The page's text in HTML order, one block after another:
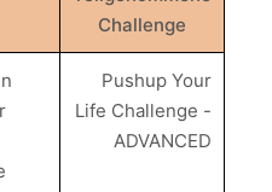
Challenge
Pushup Your
Life Challenge -
ADVANCED